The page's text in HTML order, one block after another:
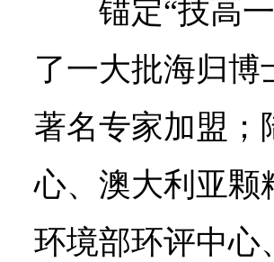
锚定“技高
了一大批海归
著名专家加盟；
心、澳大利亚颗
环境部环评中心